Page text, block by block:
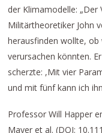
der Klimamodelle:
Militärtheoretiker John
herausfinden wollte,
verursachen könnten.
scherzte: ,Mit vier
und mit fünf kann ich
Professor Will Happer
Mayer et al. (DOI: